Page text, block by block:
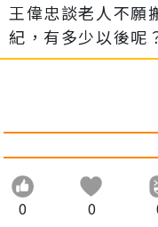
王偉忠談老人不
紀，有多少以後呢
0 0